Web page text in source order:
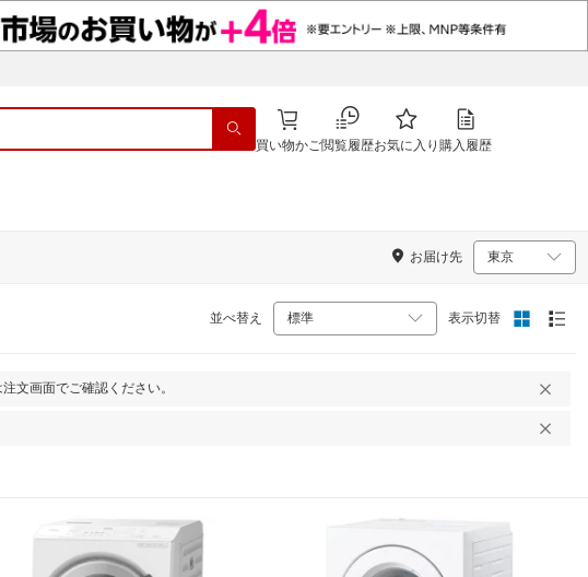
買い物かご閲覧履歴お気に入り 購入履歴
お届け先
並べ替え 表示切替
文画面でご確認ください。